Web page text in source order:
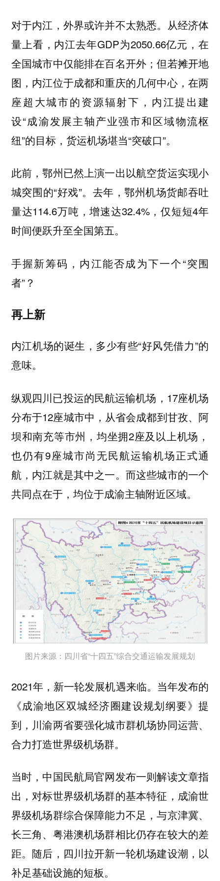
对于内江，外界或许并不太熟悉。从经济体
量上看，内江去年GDP为2050.66亿元，在
全国城市中仅能排在百名开外；但若摊开地
图，内江位于成都和重庆的几何中心，在两
座超大城市的资源辐射下，内江提出建
设“成渝发展主轴产业强市和区域物流枢
纽”的目标，货运机场堪当“突破口”。
此前，鄂州已然上演一出以航空货运实现小
城突围的“好戏”。去年，鄂州机场货邮吞吐
量达114.6万吨，增速达32.4%，仅短短4年
时间便跃升至全国第五。
手握新筹码，内江能否成为下一个“突围
者”？
再上新
内江机场的诞生，多少有些“好风凭借力”的
意味。
纵观四川已投运的民航运输机场，17座机场
分布于12座城市中，从省会成都到甘孜、阿
坝和南充等市州，均坐拥2座及以上机场，
也仍有9座城市尚无民航运输机场正式通
航，内江就是其中之一。而这些城市的一个
共同点在于，均位于成渝主轴附近区域。
图片来源：四川省“十四五”综合交通运输发展规划
2021年，新一轮发展机遇来临。当年发布的
《成渝地区双城经济圈建设规划纲要》提
到，川渝两省要强化城市群机场协同运营、
合力打造世界级机场群。
当时，中国民航局官网发布一则解读文章指
出，对标世界级机场群的基本特征，成渝世
界级机场群综合保障能力不足，与京津冀、
长三角、粤港澳机场群相比仍存在较大的差
距。随后，四川拉开新一轮机场建设潮，以
补足基础设施的短板。